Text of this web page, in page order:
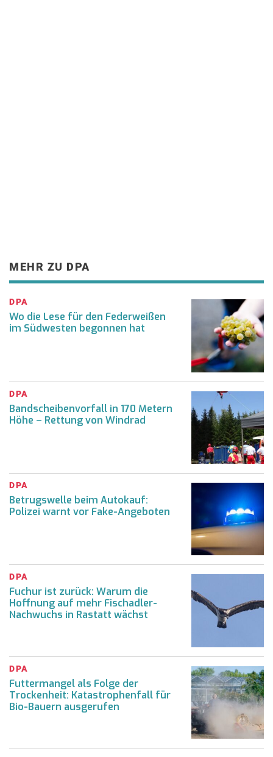
MEHR ZU DPA
DPA
Wo die Lese für den Federweißen
im Südwesten begonnen hat
DPA
Bandscheibenvorfall in 170 Metern
Höhe – Rettung von Windrad
DPA
Betrugswelle beim Autokauf:
Polizei warnt vor Fake-Angeboten
DPA
Fuchur ist zurück: Warum die
Hoffnung auf mehr Fischadler-
Nachwuchs in Rastatt wächst
DPA
Futtermangel als Folge der
Trockenheit: Katastrophenfall für
Bio-Bauern ausgerufen